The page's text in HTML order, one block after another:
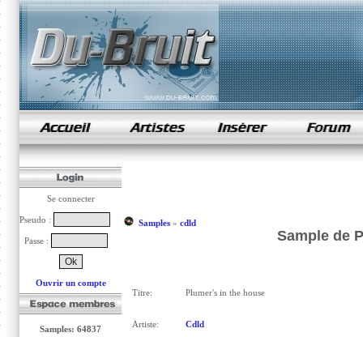
samples de rap
Se connecter
Pseudo :
Passe :
Ouvrir un compte
Samples: 64837
Samples» cdld
Sample de
Titre: Plumer's in the house
Artiste: Cdld